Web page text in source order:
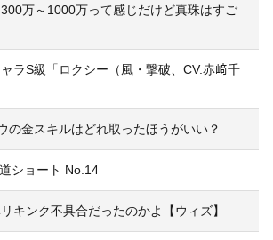
300万～1000万って感じだけど真珠はすご
ャラS級「ロクシー（風・撃破、CV:赤﨑千
の金スキルはどれ取ったほうがいい？
ショート No.14
キンク不具合だったのかよ【ウィズ】